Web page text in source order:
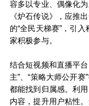
容多以专业、偶像化
《炉石传说》，应推
的“全民天梯赛”，引
家积极参与。
结合短视频和直播平
主”、“策略大师公开
都能找到归属感。利
内容，提升用户粘性